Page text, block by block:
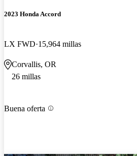
2023 Honda Accord
LX FWD 15,964 millas
Corvallis, OR
26 millas
Buena oferta